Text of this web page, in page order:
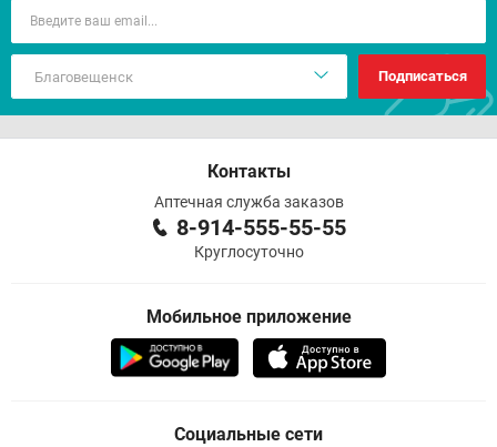
Подписаться
Контакты
Аптечная служба заказов
8-914-555-55-55
Круглосуточно
Мобильное приложение
Социальные сети